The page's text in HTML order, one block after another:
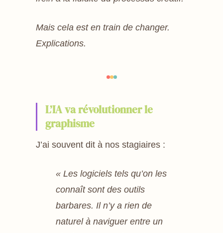
Mais cela est en train de changer.
Explications.
L’IA va révolutionner le
graphisme
J’ai souvent dit à nos stagiaires :
« Les logiciels tels qu’on les
connaît sont des outils
barbares. Il n’y a rien de
naturel à naviguer entre un